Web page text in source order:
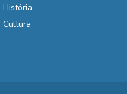
História
Cultura